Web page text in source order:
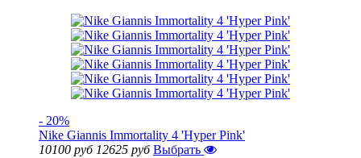
- 20%
Nike Giannis Immortality 4 'Hyper Pink'
10100 руб 12625 руб Выбрать